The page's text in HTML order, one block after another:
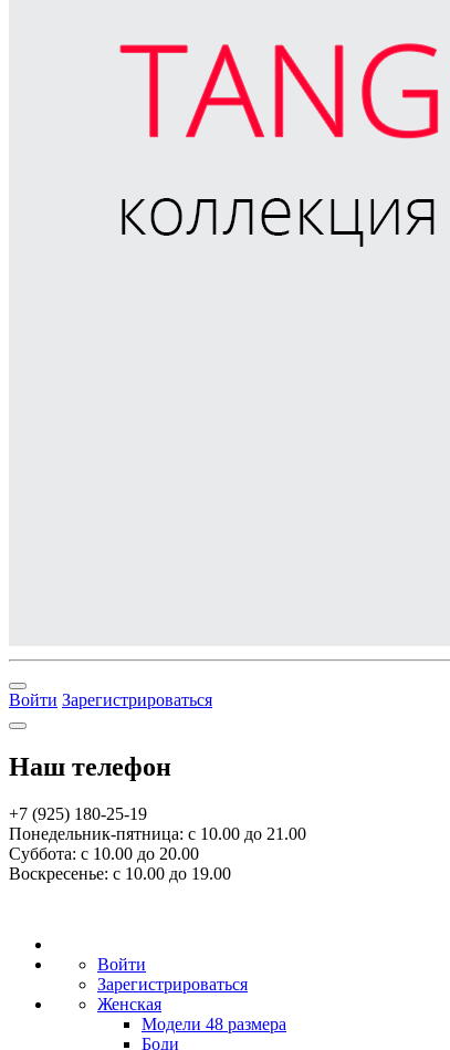
Войти Зарегистрироваться
Наш телефон
+7 (925) 180-25-19
Понедельник-пятница: с 10.00 до 21.00
Суббота: с 10.00 до 20.00
Воскресенье: с 10.00 до 19.00
Войти
Зарегистрироваться
Женская
Модели 48 размера
Боди